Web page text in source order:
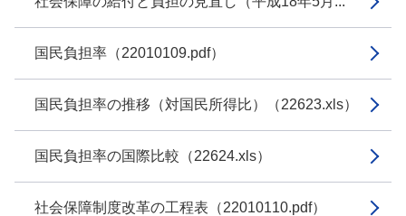
国民負担率（22010109.pdf）
国民負担率の推移（対国民所得比）（22623.xls）
国民負担率の国際比較（22624.xls）
社会保障制度改革の工程表（22010110.pdf）